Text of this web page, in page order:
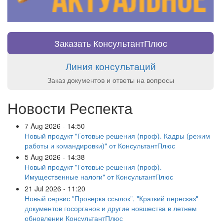
Заказать КонсультантПлюс
Линия консультаций
Заказ документов и ответы на вопросы
Новости Респекта
7 Aug 2026 - 14:50
Новый продукт "Готовые решения (проф). Кадры (режим
работы и командировки)" от КонсультантПлюс
5 Aug 2026 - 14:38
Новый продукт "Готовые решения (проф).
Имущественные налоги" от КонсультантПлюс
21 Jul 2026 - 11:20
Новый сервис "Проверка ссылок", "Краткий пересказ"
документов госорганов и другие новшества в летнем
обновлении КонсультантПлюс